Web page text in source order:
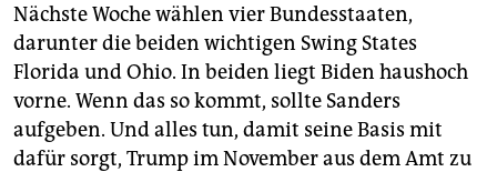
Nächste Woche wählen vier Bundesstaaten,
darunter die beiden wichtigen Swing States
Florida und Ohio. In beiden liegt Biden haushoch
vorne. Wenn das so kommt, sollte Sanders
aufgeben. Und alles tun, damit seine Basis mit
dafür sorgt, Trump im November aus dem Amt zu